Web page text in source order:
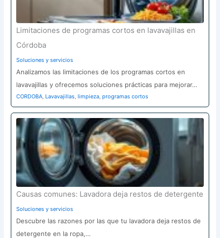
Limitaciones de programas cortos en lavavajillas en
Córdoba
Soluciones y servicios
Analizamos las limitaciones de los programas cortos en
lavavajillas y ofrecemos soluciones prácticas para mejorar…
CORDOBA Lavavajillas ,limpieza ,programas cortos
Causas comunes: Lavadora deja restos de detergente
Soluciones y servicios
Descubre las razones por las que tu lavadora deja restos de
detergente en la ropa,…